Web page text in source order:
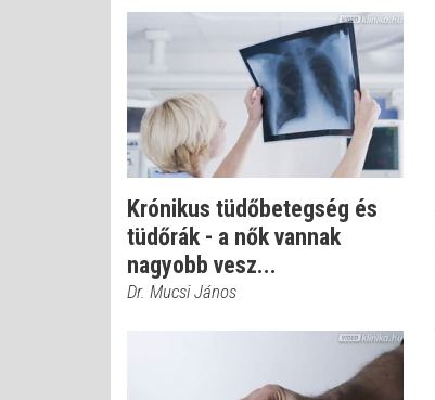
Krónikus tüdőbetegség és
tüdőrák - a nők vannak
nagyobb vesz...
Dr. Mucsi János